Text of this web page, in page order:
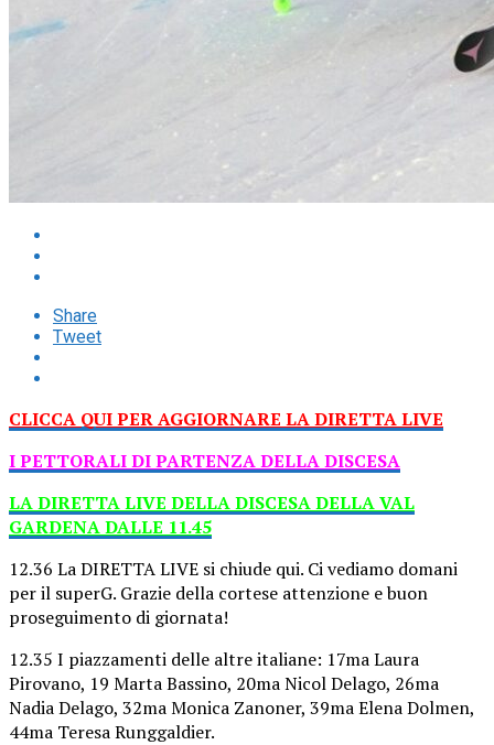
Share
Tweet
CLICCA QUI PER AGGIORNARE LA DIRETTA LIVE
I PETTORALI DI PARTENZA DELLA DISCESA
LA DIRETTA LIVE DELLA DISCESA DELLA VAL
GARDENA DALLE 11.45
12.36 La DIRETTA LIVE si chiude qui. Ci vediamo domani
per il superG. Grazie della cortese attenzione e buon
proseguimento di giornata!
12.35 I piazzamenti delle altre italiane: 17ma Laura
Pirovano, 19 Marta Bassino, 20ma Nicol Delago, 26ma
Nadia Delago, 32ma Monica Zanoner, 39ma Elena Dolmen,
44ma Teresa Runggaldier.